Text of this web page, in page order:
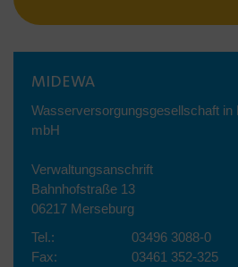
MIDEWA
Wasserversorgungsgesellschaft in
mbH
Verwaltungsanschrift
Bahnhofstraße 13
06217 Merseburg
Tel.:
03496 3088-0
Fax:
03461 352-325